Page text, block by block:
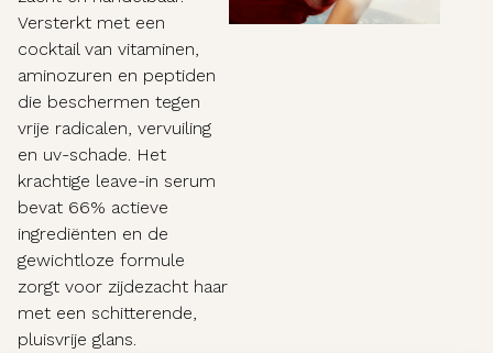
Versterkt met een
cocktail van vitaminen,
aminozuren en peptiden
die beschermen tegen
vrije radicalen, vervuiling
en uv-schade. Het
krachtige leave-in serum
bevat 66% actieve
ingrediënten en de
gewichtloze formule
zorgt voor zijdezacht haar
met een schitterende,
pluisvrije glans.